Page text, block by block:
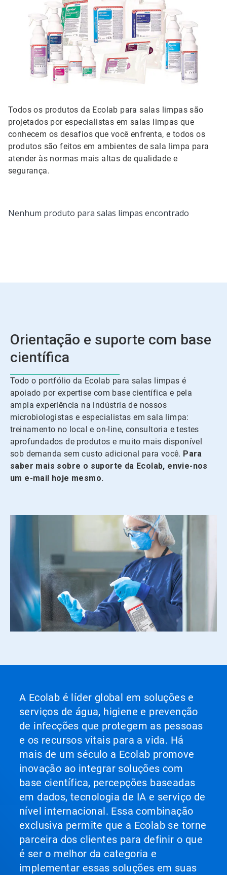
Todos os produtos da Ecolab para salas limpas são
projetados por especialistas em salas limpas que
conhecem os desafios que você enfrenta, e todos os
produtos são feitos em ambientes de sala limpa para
atender às normas mais altas de qualidade e
segurança.
Nenhum produto para salas limpas encontrado
Orientação e suporte com base
científica
Todo o portfólio da Ecolab para salas limpas é
apoiado por expertise com base científica e pela
ampla experiência na indústria de nossos
microbiologistas e especialistas em sala limpa:
treinamento no local e on-line, consultoria e testes
aprofundados de produtos e muito mais disponível
sob demanda sem custo adicional para você. Para
saber mais sobre o suporte da Ecolab, envie-nos
um e-mail hoje mesmo.
A Ecolab é líder global em soluções e
serviços de água, higiene e prevenção
de infecções que protegem as pessoas
e os recursos vitais para a vida. Há
mais de um século a Ecolab promove
inovação ao integrar soluções com
base científica, percepções baseadas
em dados, tecnologia de IA e serviço de
nível internacional. Essa combinação
exclusiva permite que a Ecolab se torne
parceira dos clientes para definir o que
é ser o melhor da categoria e
implementar essas soluções em suas